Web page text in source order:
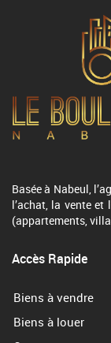
Basée à Nabeul,
l’achat, la vente
(appartements,
Accès Rapide
Biens à vendre
Biens à louer